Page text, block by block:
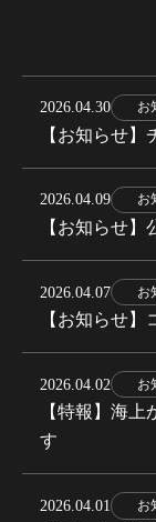
2026.04.30 お
【お知らせ】
2026.04.09 お
【お知らせ
2026.04.07 お
【お知らせ
2026.04.02 お
【特報】海
す
2026.04.01 お